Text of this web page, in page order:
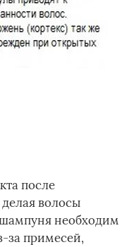
после
волосы
необходим
за примесей,